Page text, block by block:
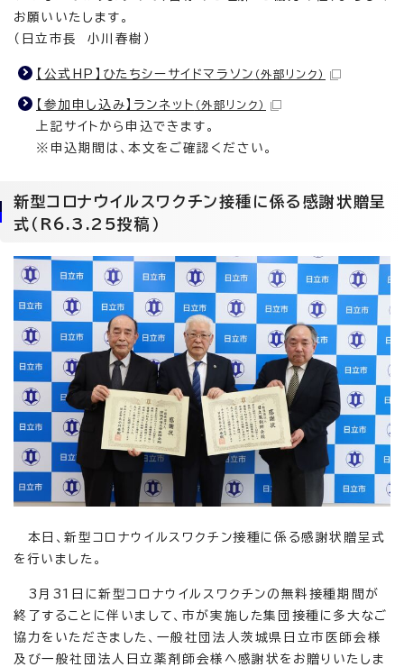
お願いいたします。
（日立市長 小川春樹）
【公式HP】ひたちシーサイドマラソン （外部リンク）
【参加申し込み】ランネット （外部リンク）
上記サイトから申込できます。
※申込期間は、本文をご確認ください。
新型コロナウイルスワクチン接種に係る感謝状贈呈
式（R6.3.25投稿）
本日、新型コロナウイルスワクチン接種に係る感謝状贈呈式
を行いました。
3月31日に新型コロナウイルスワクチンの無料接種期間が
終了することに伴いまして、市が実施した集団接種に多大なご
協力をいただきました、一般社団法人茨城県日立市医師会様
及び一般社団法人日立薬剤師会様へ感謝状をお贈りいたしま